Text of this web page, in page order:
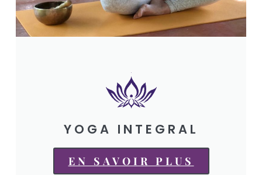
YOGA INTEGRAL
EN SAVOIR PLUS